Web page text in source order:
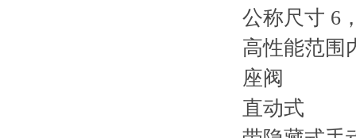
公称尺寸 6
高性能范围
座阀
直动式